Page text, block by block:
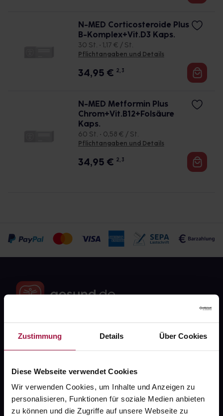
Zustimmung Details Über Cookies
Diese Webseite verwendet Cookies
Wir verwenden Cookies, um Inhalte und Anzeigen zu
personalisieren, Funktionen für soziale Medien anbieten
zu können und die Zugriffe auf unsere Webseite zu
N-MED Corticosteroide Plus
B-Komplex+Vit.D3 Kaps.
30 St. • 1,17 € / St.
Pflichtangaben und Details
34,95 € 2, 3
N-MED Metformin Plus
Chrom+Vit.B12+Folsäure
Kaps.
60 St. • 0,58 € / St.
Pflichtangaben und Details
34,95 € 2, 3
Fragen zu Deiner Bestellung?
Kontakt
FAQ